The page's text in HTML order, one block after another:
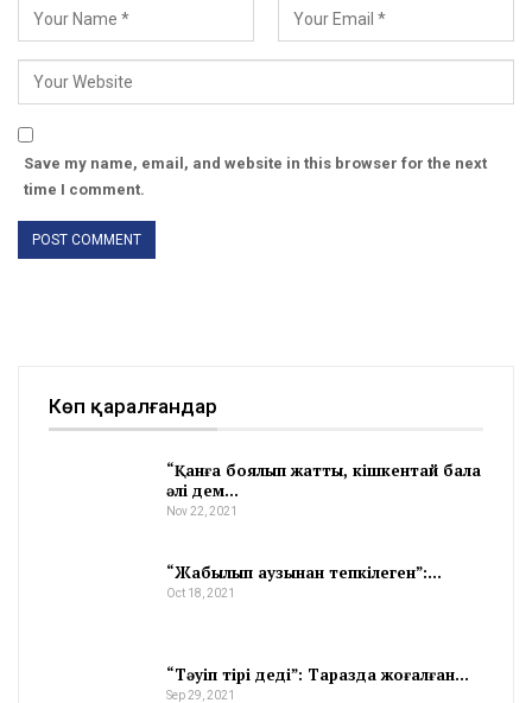
Save my name, email, and website in this browser for the next
time I comment.
Көп қаралғандар
“Қанға боялып жатты, кішкентай бала
әлі дем…
Nov 22, 2021
“Жабылып аузынан тепкілеген”:…
Oct 18, 2021
“Тәуіп тірі деді”: Таразда жоғалған…
Sep 29, 2021